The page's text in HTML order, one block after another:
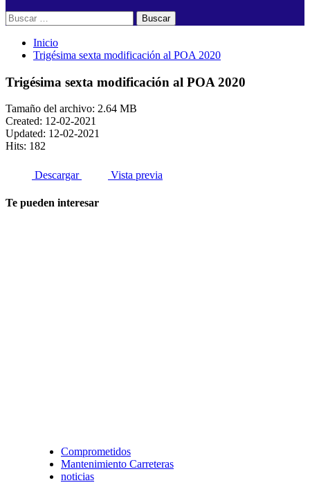
Buscar:
Inicio
Trigésima sexta modificación al POA 2020
Trigésima sexta modificación al POA 2020
Tamaño del archivo: 2.64 MB
Created: 12-02-2021
Updated: 12-02-2021
Hits: 182
Descargar Vista previa
Te pueden interesar
Comprometidos
Mantenimiento Carreteras
noticias